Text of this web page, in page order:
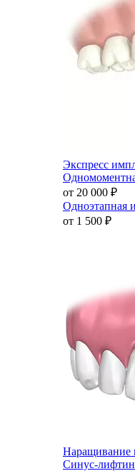
Экспресс
от 20 000 ₽
Одноэтапная
от 1 500 ₽
Наращивание
Синус-